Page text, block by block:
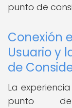
punto de
Conexión
Usuario y
de
La
punto de